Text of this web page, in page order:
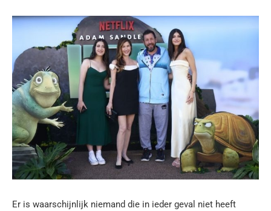
Er is waarschijnlijk niemand die in ieder geval niet heeft